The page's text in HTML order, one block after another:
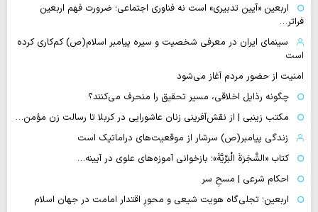
اربعین «آیین تدبیری» است نه فناوری اجتماعی؛ ضرورت فهم اربعین
فراتر…
سینمای ایران در معرفی شخصیت و سیره پیامبر اسلام(ص) کم‌کاری کرده
است
امنیت از حضور مردم آغاز می‌شود
چگونه رذایل اخلاقی، مسیر تحقیق را منحرف می‌کنند؟
مکتب زینبی | از نقش‌آفرینی زنان عاشورایی در کربلا تا رسالت زن مؤمن…
زندگی پیامبر(ص) سرشار از موقعیت‌های دراماتیک است
کتاب «الشَّجَرَةَ الْبَرِّیَّةَ»؛ بازخوانی آموزه‌های علوی در آیینه…
احکام شرعی | مسحِ سر
اربعین؛ تجلی‌گاه هویت شیعی و محورِ اقتدار امامت در جهان اسلام